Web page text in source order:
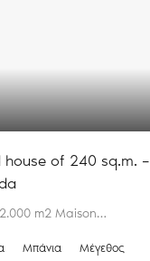
house of 240 sq.m. –
m2 Maison…
Μπάνια Μέγεθος